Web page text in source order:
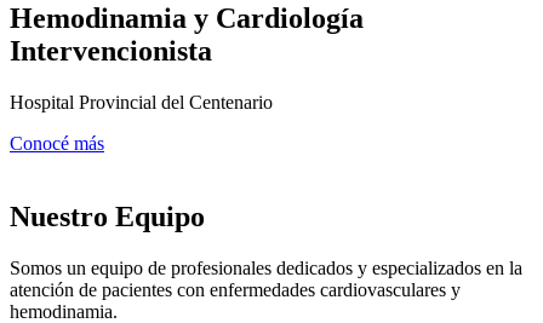
Hemodinamia y Cardiología
Intervencionista
Hospital Provincial del Centenario
Conocé más
Nuestro Equipo
Somos un equipo de profesionales dedicados y especializados en la
atención de pacientes con enfermedades cardiovasculares y
hemodinamia.